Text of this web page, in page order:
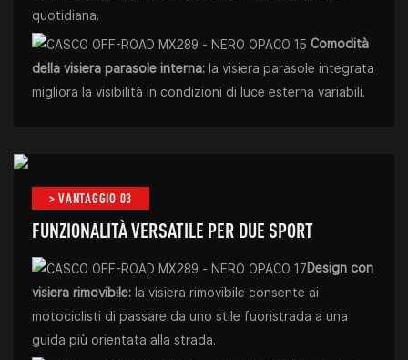
quotidiana.
Comodità
della visiera parasole interna: la visiera parasole integrata
migliora la visibilità in condizioni di luce esterna variabili.
> VANTAGGIO 03
FUNZIONALITÀ VERSATILE PER DUE SPORT
Design con
visiera rimovibile: la visiera rimovibile consente ai
motociclisti di passare da uno stile fuoristrada a una
guida più orientata alla strada.